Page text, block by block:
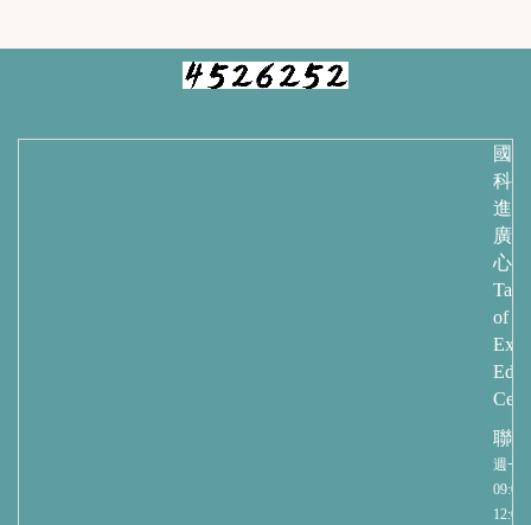
國
科
進
廣
心
of
聯
週一
09:00-